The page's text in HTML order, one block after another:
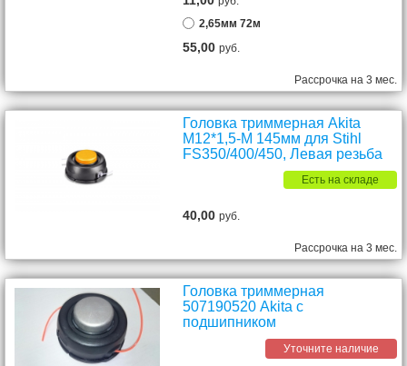
2,65мм 72м
55,00руб.
Рассрочка на 3 мес.
Головка триммерная Akita
М12*1,5-М 145мм для Stihl
FS350/400/450, Левая резьба
Есть на складе
40,00руб.
Рассрочка на 3 мес.
Головка триммерная
507190520 Akita с
подшипником
Уточните наличие